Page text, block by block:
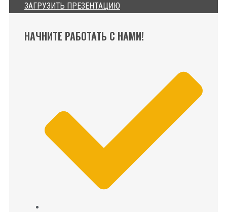
ЗАГРУЗИТЬ ПРЕЗЕНТАЦИЮ
НАЧНИТЕ РАБОТАТЬ С НАМИ!